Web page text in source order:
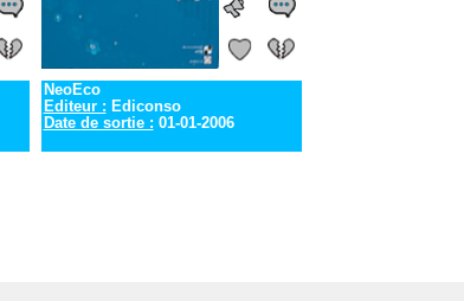
NeoEco
Editeur : Ediconso
Date de sortie : 01-01-2006